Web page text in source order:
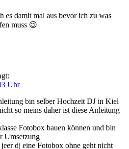
es damit mal aus bevor ich zu was
muss 😉
Uhr
bin selber Hochzeit DJ in Kiel
so meins daher ist diese Anleitung
Fotobox bauen können und bin
Umsetzung
dj eine Fotobox ohne geht nicht